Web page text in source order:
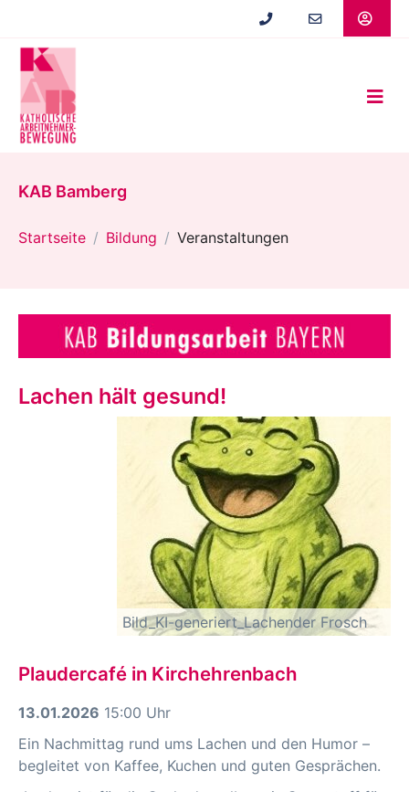
springen
KAB Bamberg
Startseite Bildung Veranstaltungen
Lachen hält gesund!
Bild_KI-generiert_Lachender Frosch
Plaudercafé in Kirchehrenbach
13.01.2026 15:00 Uhr
Ein Nachmittag rund ums Lachen und den Humor –
begleitet von Kaffee, Kuchen und guten Gesprächen.